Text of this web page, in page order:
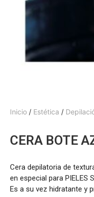
Inicio / Estética /
CERA BOTE
Cera depilatoria de
en especial para PIELES
Es a su vez hidratante y